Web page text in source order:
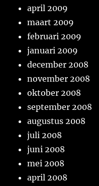
april 2009
maart 2009
februari 2009
januari 2009
december 2008
november 2008
oktober 2008
september 2008
augustus 2008
juli 2008
juni 2008
mei 2008
april 2008